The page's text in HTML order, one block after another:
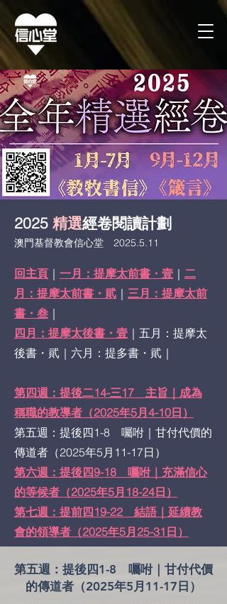
2025 精選經卷閱讀計劃
​澳門基督教會信心堂 2025.5.11
回主頁 ｜ 一月：提摩太前書・壹 ｜ 二
月：提摩太前書・貮 ｜ 三月：提摩太前
書・叁 ｜
四月：提摩太後書・壹 ｜五月：提摩太
後書・貮｜六月：提多書・貮｜
第四週：提後二14-三17 主旨｜成為
稱職的教導者（2025年5月4-10日）
第五週：提後四1-8 囑咐｜甘付代價的
傳道者（2025年5月11-17日）
第六週：提後四9-18 囑咐｜充滿信心
的等候者（2025年5月18-24日）
第七週：提前四19-22 結語｜延續教
會的領導者（2025年5月25-31日）
第五週：提後四1-8 囑咐｜甘付代價
的傳道者（2025年5月11-17日）